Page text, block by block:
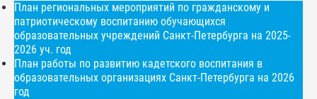
План региональных мероприятий по гражданскому и
патриотическому воспитанию обучающихся
образовательных учреждений Санкт-Петербурга на 2025-
2026 уч. год
План работы по развитию кадетского воспитания в
образовательных организациях Санкт-Петербурга на 2026
год